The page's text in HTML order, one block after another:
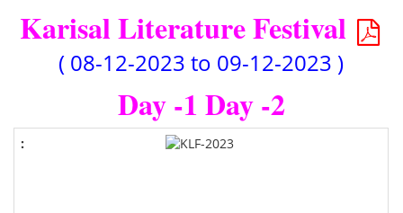
Karisal Literature Festival
( 08-12-2023 to 09-12-2023 )
Day -1Day -2